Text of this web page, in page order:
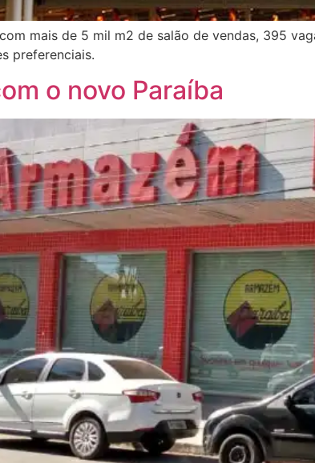
mais de 5 mil m2 de salão de vendas, 395
preferenciais.
o novo Paraíba